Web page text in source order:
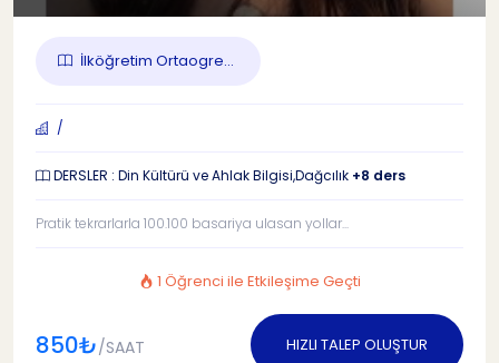
İlköğretim Ortaogre...
/
DERSLER : Din Kültürü ve Ahlak Bilgisi,Dağcılık +8 ders
Pratik tekrarlarla 100.100 basariya ulasan yollar...
1 Öğrenci ile Etkileşime Geçti
850₺/SAAT HIZLI TALEP OLUŞTUR